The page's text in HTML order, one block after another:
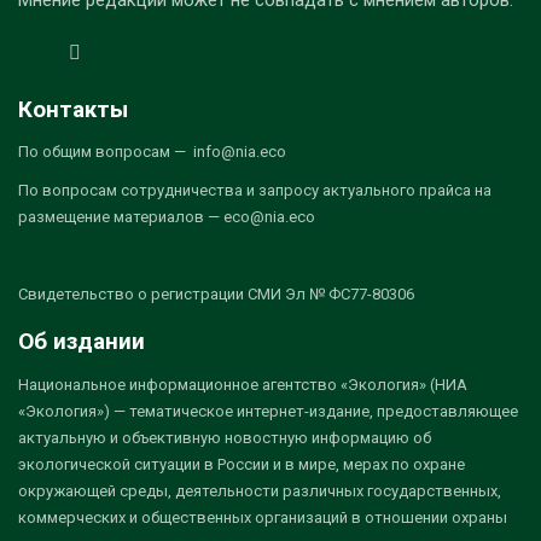
Контакты
По общим вопросам — info@nia.eco
По вопросам сотрудничества и запросу актуального прайса на
размещение материалов — eco@nia.eco
Свидетельство о регистрации СМИ Эл № ФС77-80306
Об издании
Национальное информационное агентство «Экология» (НИА
«Экология») — тематическое интернет-издание, предоставляющее
актуальную и объективную новостную информацию об
экологической ситуации в России и в мире, мерах по охране
окружающей среды, деятельности различных государственных,
коммерческих и общественных организаций в отношении охраны